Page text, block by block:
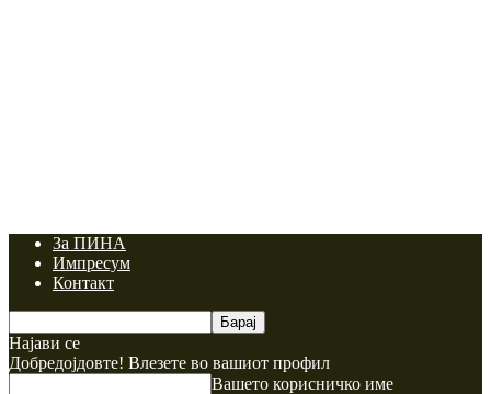
За ПИНА
Импресум
Контакт
Најави се
Добредојдовте! Влезете во вашиот профил
Вашето корисничко име